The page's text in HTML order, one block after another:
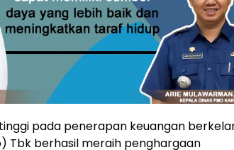
pada penerapan keuangan
Tbk berhasil meraih penghargaan